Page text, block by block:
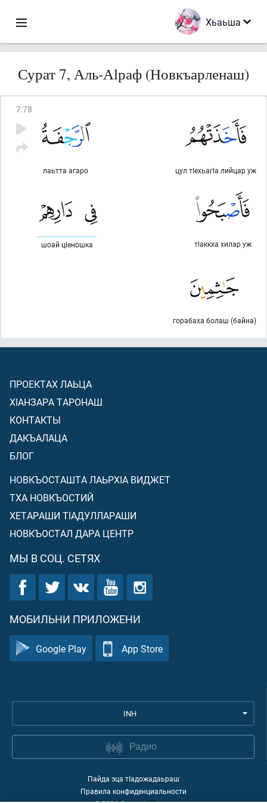
Хьаьша
Сурат 7, Аль-Аlраф (Новкъарленаш)
7:78
цул тlехьагlа лийцар уж
лаьтта агаро
тlаккха хилар уж
шоай цlеношка
горабаха болаш (байна)
ПРОЕКТАХ ЛАЬЦА
ХIАНЗАРА ТАРОНАШ
КОНТАКТЫ
ДАКЪАЛАЦА
БЛОГ
НОВКЪОСТАШТА ЛАЬРХIА ВИДЖЕТ
ТХА НОВКЪОСТИЙ
ХЕТАРАШИ ТIАДУЛЛАРАШИ
НОВКЪОСТАЛ ДАРА ЦЕНТР
МЫ В СОЦ. СЕТЯХ
МОБИЛЬНИ ПРИЛОЖЕНИ
Google Play App Store
INH
Радио
Пайда эца тIадожадаьраш
Правила конфиденциальности